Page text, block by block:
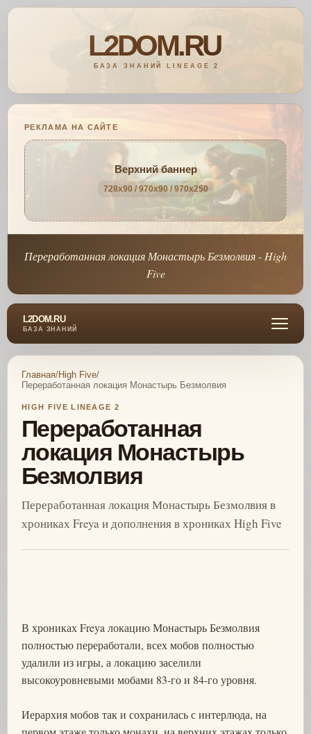
РЕКЛАМА НА САЙТЕ
Верхний баннер
728x90 / 970x90 / 970x250
Переработанная локация Монастырь Безмолвия - High
Five
L2DOM.RU
БАЗА ЗНАНИЙ
Главная/High Five/
Переработанная локация Монастырь Безмолвия
HIGH FIVE LINEAGE 2
Переработанная
локация Монастырь
Безмолвия
Переработанная локация Монастырь Безмолвия в
хрониках Freya и дополнения в хрониках High Five
В хрониках Freya локацию Монастырь Безмолвия
полностью переработали, всех мобов полностью
удалили из игры, а локацию заселили
высокоуровневыми мобами 83-го и 84-го уровня.
Иерархия мобов так и сохранилась с интерлюда, на